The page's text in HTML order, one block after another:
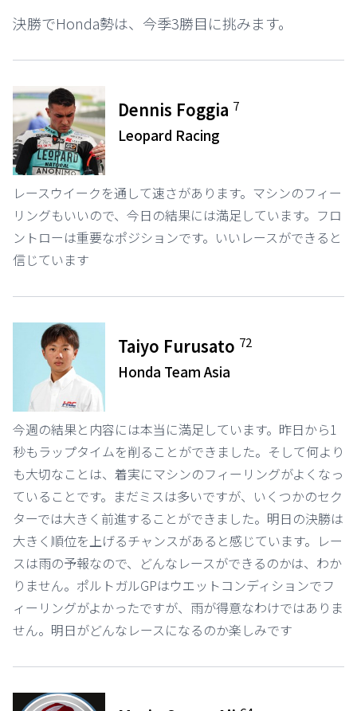
決勝でHonda勢は、今季3勝目に挑みます。
Dennis Foggia 7
Leopard Racing
レースウイークを通して速さがあります。マシンのフィー
リングもいいので、今日の結果には満足しています。フロ
ントローは重要なポジションです。いいレースができると
信じています
Taiyo Furusato 72
Honda Team Asia
今週の結果と内容には本当に満足しています。昨日から1
秒もラップタイムを削ることができました。そして何より
も大切なことは、着実にマシンのフィーリングがよくなっ
ていることです。まだミスは多いですが、いくつかのセク
ターでは大きく前進することができました。明日の決勝は
大きく順位を上げるチャンスがあると感じています。レー
スは雨の予報なので、どんなレースができるのかは、わか
りません。ポルトガルGPはウエットコンディションでフ
ィーリングがよかったですが、雨が得意なわけではありま
せん。明日がどんなレースになるのか楽しみです